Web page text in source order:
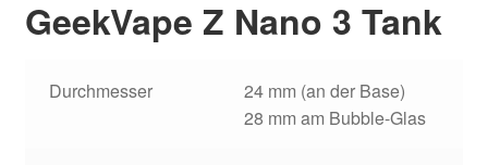
GeekVape Z Nano 3 Tank
Durchmesser
24 mm (an der Base)
28 mm am Bubble-Glas